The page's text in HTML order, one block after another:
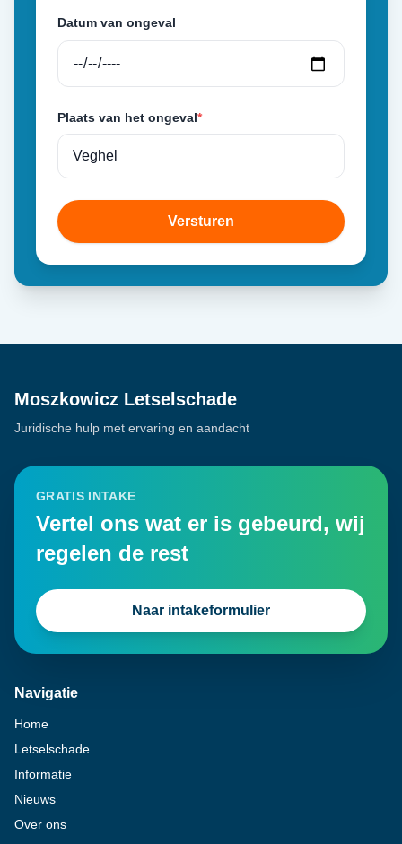
Datum van ongeval
Plaats van het ongeval*
Versturen
Moszkowicz Letselschade
Juridische hulp met ervaring en aandacht
GRATIS INTAKE
Vertel ons wat er is gebeurd, wij
regelen de rest
Naar intakeformulier
Navigatie
Home
Letselschade
Informatie
Nieuws
Over ons